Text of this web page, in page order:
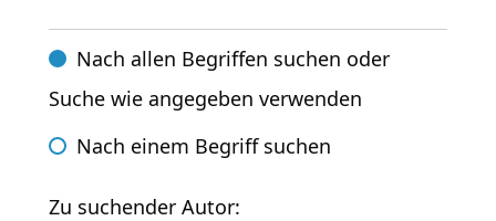
Nach allen Begriffen suchen oder
Suche wie angegeben verwenden
Nach einem Begriff suchen
Zu suchender Autor: